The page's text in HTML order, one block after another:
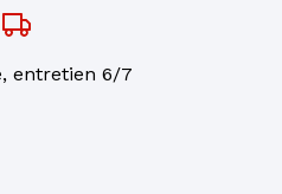
entretien 6/7